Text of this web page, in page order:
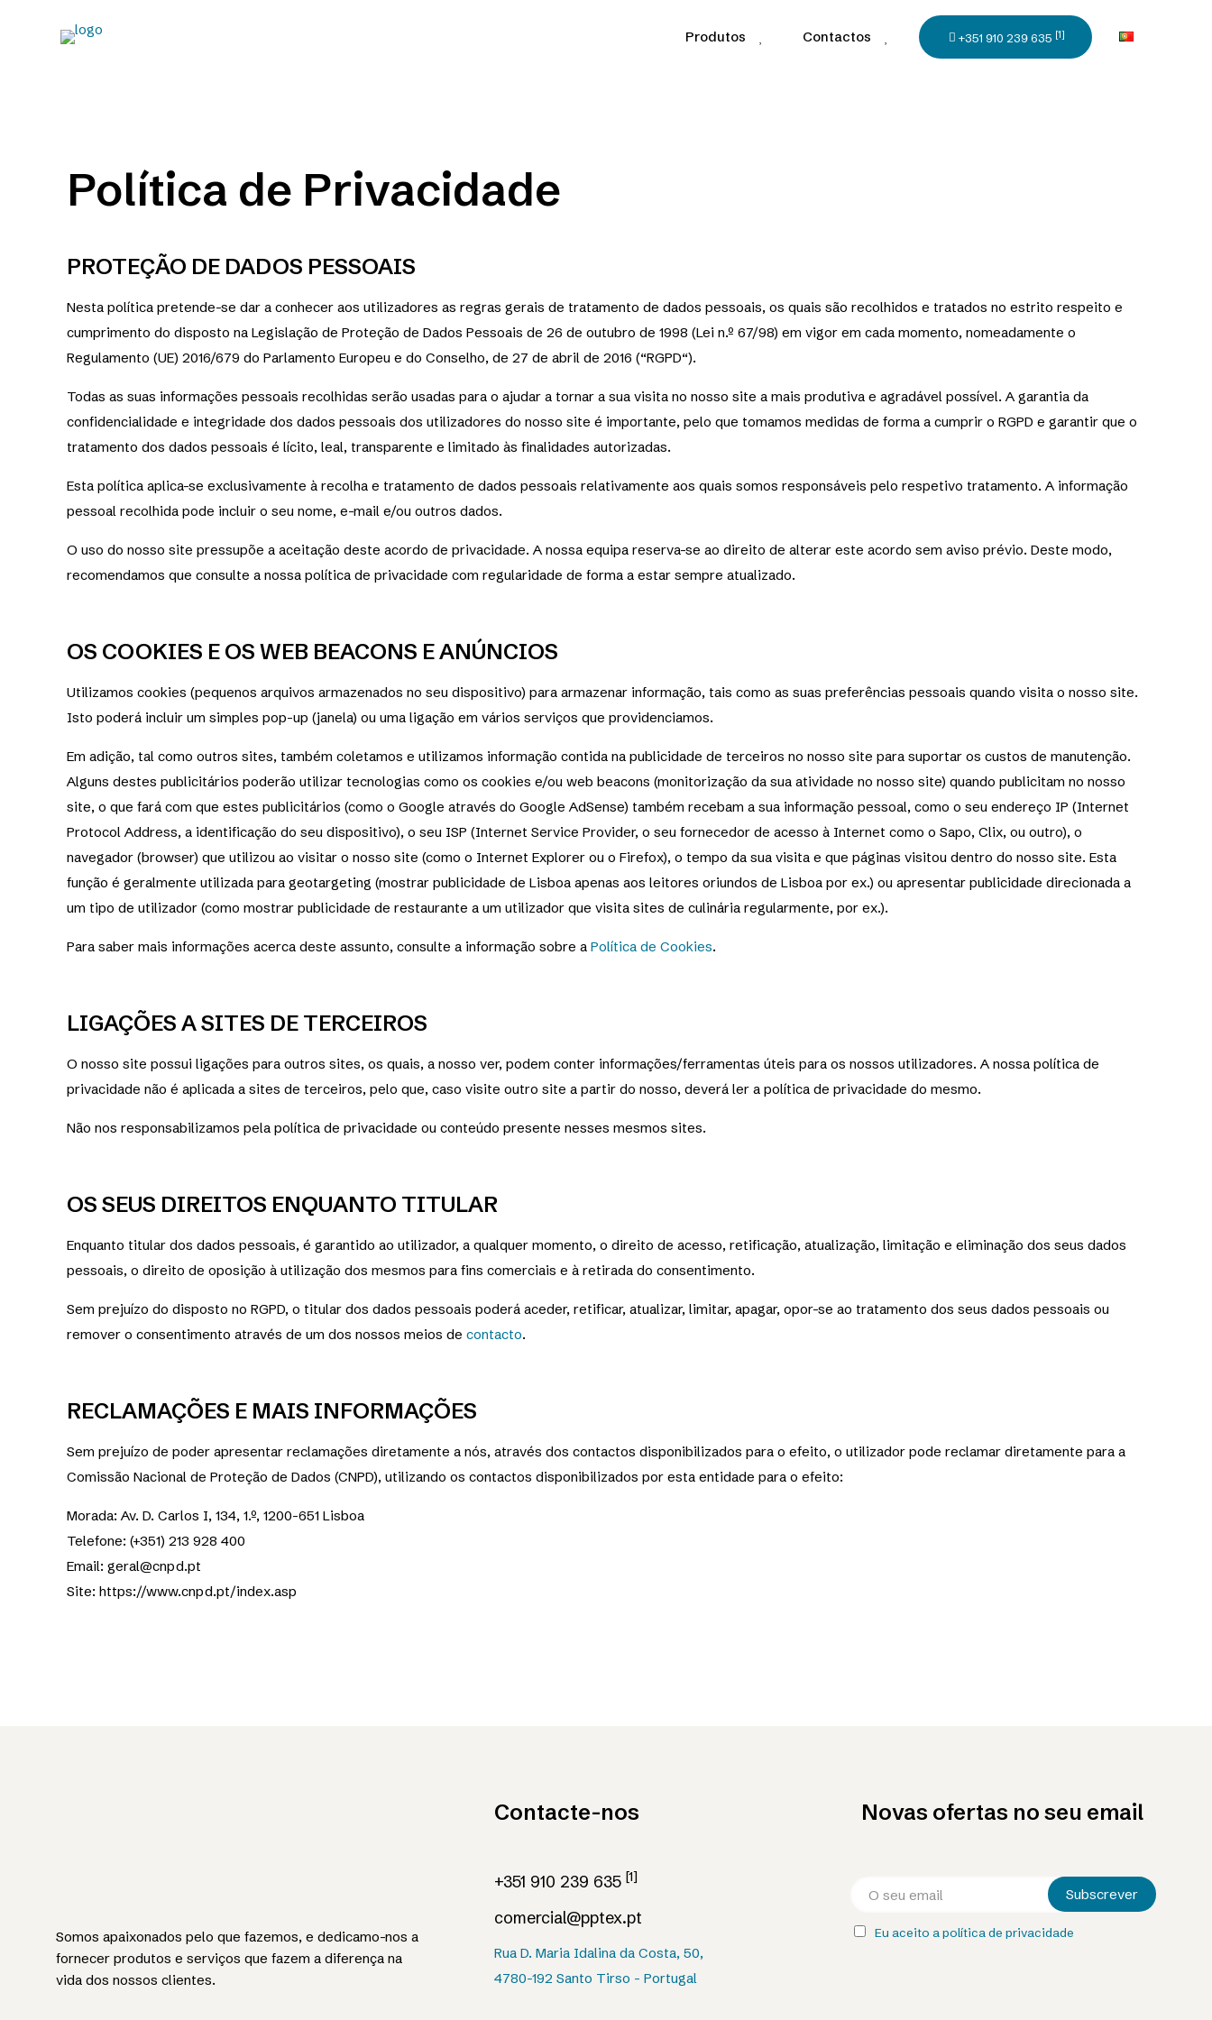
Produtos Contactos +351 910 239 635 [1]
Política de Privacidade
PROTEÇÃO DE DADOS PESSOAIS
Nesta política pretende-se dar a conhecer aos utilizadores as regras gerais de tratamento de dados pessoais, os quais são recolhidos e tratados no estrito respeito e
cumprimento do disposto na Legislação de Proteção de Dados Pessoais de 26 de outubro de 1998 (Lei n.º 67/98) em vigor em cada momento, nomeadamente o
Regulamento (UE) 2016/679 do Parlamento Europeu e do Conselho, de 27 de abril de 2016 (“RGPD“).
Todas as suas informações pessoais recolhidas serão usadas para o ajudar a tornar a sua visita no nosso site a mais produtiva e agradável possível. A garantia da
confidencialidade e integridade dos dados pessoais dos utilizadores do nosso site é importante, pelo que tomamos medidas de forma a cumprir o RGPD e garantir que o
tratamento dos dados pessoais é lícito, leal, transparente e limitado às finalidades autorizadas.
Esta política aplica-se exclusivamente à recolha e tratamento de dados pessoais relativamente aos quais somos responsáveis pelo respetivo tratamento. A informação
pessoal recolhida pode incluir o seu nome, e-mail e/ou outros dados.
O uso do nosso site pressupõe a aceitação deste acordo de privacidade. A nossa equipa reserva-se ao direito de alterar este acordo sem aviso prévio. Deste modo,
recomendamos que consulte a nossa política de privacidade com regularidade de forma a estar sempre atualizado.
OS COOKIES E OS WEB BEACONS E ANÚNCIOS
Utilizamos cookies (pequenos arquivos armazenados no seu dispositivo) para armazenar informação, tais como as suas preferências pessoais quando visita o nosso site.
Isto poderá incluir um simples pop-up (janela) ou uma ligação em vários serviços que providenciamos.
Em adição, tal como outros sites, também coletamos e utilizamos informação contida na publicidade de terceiros no nosso site para suportar os custos de manutenção.
Alguns destes publicitários poderão utilizar tecnologias como os cookies e/ou web beacons (monitorização da sua atividade no nosso site) quando publicitam no nosso
site, o que fará com que estes publicitários (como o Google através do Google AdSense) também recebam a sua informação pessoal, como o seu endereço IP (Internet
Protocol Address, a identificação do seu dispositivo), o seu ISP (Internet Service Provider, o seu fornecedor de acesso à Internet como o Sapo, Clix, ou outro), o
navegador (browser) que utilizou ao visitar o nosso site (como o Internet Explorer ou o Firefox), o tempo da sua visita e que páginas visitou dentro do nosso site. Esta
função é geralmente utilizada para geotargeting (mostrar publicidade de Lisboa apenas aos leitores oriundos de Lisboa por ex.) ou apresentar publicidade direcionada a
um tipo de utilizador (como mostrar publicidade de restaurante a um utilizador que visita sites de culinária regularmente, por ex.).
Para saber mais informações acerca deste assunto, consulte a informação sobre a Política de Cookies.
LIGAÇÕES A SITES DE TERCEIROS
O nosso site possui ligações para outros sites, os quais, a nosso ver, podem conter informações/ferramentas úteis para os nossos utilizadores. A nossa política de
privacidade não é aplicada a sites de terceiros, pelo que, caso visite outro site a partir do nosso, deverá ler a política de privacidade do mesmo.
Não nos responsabilizamos pela política de privacidade ou conteúdo presente nesses mesmos sites.
OS SEUS DIREITOS ENQUANTO TITULAR
Enquanto titular dos dados pessoais, é garantido ao utilizador, a qualquer momento, o direito de acesso, retificação, atualização, limitação e eliminação dos seus dados
pessoais, o direito de oposição à utilização dos mesmos para fins comerciais e à retirada do consentimento.
Sem prejuízo do disposto no RGPD, o titular dos dados pessoais poderá aceder, retificar, atualizar, limitar, apagar, opor-se ao tratamento dos seus dados pessoais ou
remover o consentimento através de um dos nossos meios de contacto.
RECLAMAÇÕES E MAIS INFORMAÇÕES
Sem prejuízo de poder apresentar reclamações diretamente a nós, através dos contactos disponibilizados para o efeito, o utilizador pode reclamar diretamente para a
Comissão Nacional de Proteção de Dados (CNPD), utilizando os contactos disponibilizados por esta entidade para o efeito:
Morada: Av. D. Carlos I, 134, 1.º, 1200-651 Lisboa
Telefone: (+351) 213 928 400
Email: geral@cnpd.pt
Site: https://www.cnpd.pt/index.asp
Somos apaixonados pelo que fazemos, e dedicamo-nos a
fornecer produtos e serviços que fazem a diferença na
vida dos nossos clientes.
Contacte-nos
+351 910 239 635[1]
comercial@pptex.pt
Rua D. Maria Idalina da Costa, 50,
4780-192 Santo Tirso - Portugal
Novas ofertas no seu email
Eu aceito a política de privacidade